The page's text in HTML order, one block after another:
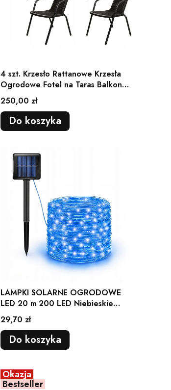
4 szt. Krzesło Rattanowe Krzesła
Ogrodowe Fotel na Taras Balkon
Wytrzymałe
Cena
250,00 zł
Do koszyka
LAMPKI SOLARNE OGRODOWE
LED 20 m 200 LED Niebieskie
Druciki 8 Trybów
Cena
29,70 zł
Do koszyka
Okazja
Bestseller